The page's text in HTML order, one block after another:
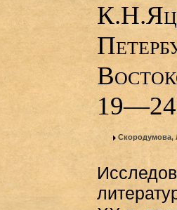
Скородумова,